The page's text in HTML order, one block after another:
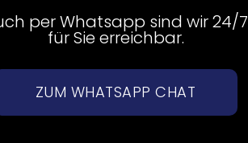
per Whatsapp sind wir 24/7
für Sie erreichbar.
ZUM WHATSAPP CHAT